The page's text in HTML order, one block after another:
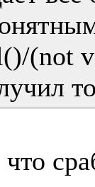
(not